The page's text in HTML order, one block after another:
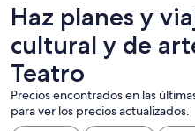
Haz planes y
cultural y de
Teatro
Precios encontrados en las
para ver los precios actualizados.